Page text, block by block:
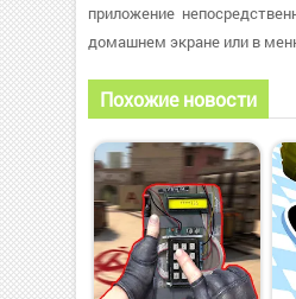
приложение
домашнем экране или в
Похожие новости